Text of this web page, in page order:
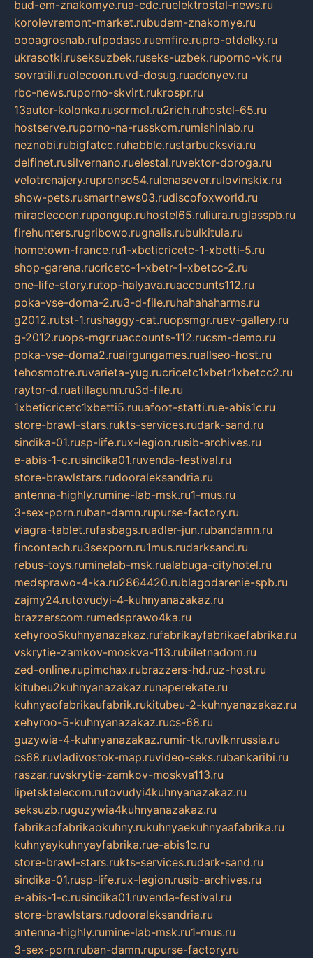
bud-em-znakomye.rua-cdc.ruelektrostal-news.ru
korolevremont-market.rubudem-znakomye.ru
oooagrosnab.rufpodaso.ruemfire.rupro-otdelky.ru
ukrasotki.ruseksuzbek.ruseks-uzbek.ruporno-vk.ru
sovratili.ruolecoon.ruvd-dosug.ruadonyev.ru
rbc-news.ruporno-skvirt.rukrospr.ru
13autor-kolonka.rusormol.ru2rich.ruhostel-65.ru
hostserve.ruporno-na-russkom.rumishinlab.ru
neznobi.rubigfatcc.ruhabble.rustarbucksvia.ru
delfinet.rusilvernano.ruelestal.ruvektor-doroga.ru
velotrenajery.rupronso54.rulenasever.rulovinskix.ru
show-pets.rusmartnews03.rudiscofoxworld.ru
miraclecoon.rupongup.ruhostel65.ruliura.ruglasspb.ru
firehunters.rugribowo.rugnalis.rubulkitula.ru
hometown-france.ru1-xbeticricetc-1-xbetti-5.ru
shop-garena.rucricetc-1-xbetr-1-xbetcc-2.ru
one-life-story.rutop-halyava.ruaccounts112.ru
poka-vse-doma-2.ru3-d-file.ruhahahaharms.ru
g2012.rutst-1.rushaggy-cat.ruopsmgr.ruev-gallery.ru
g-2012.ruops-mgr.ruaccounts-112.rucsm-demo.ru
poka-vse-doma2.ruairgungames.ruallseo-host.ru
tehosmotre.ruvarieta-yug.rucricetc1xbetr1xbetcc2.ru
raytor-d.ruatillagunn.ru3d-file.ru
1xbeticricetc1xbetti5.ruuafoot-statti.rue-abis1c.ru
store-brawl-stars.rukts-services.rudark-sand.ru
sindika-01.rusp-life.rux-legion.rusib-archives.ru
e-abis-1-c.rusindika01.ruvenda-festival.ru
store-brawlstars.rudooraleksandria.ru
antenna-highly.rumine-lab-msk.ru1-mus.ru
3-sex-porn.ruban-damn.rupurse-factory.ru
viagra-tablet.rufasbags.ruadler-jun.rubandamn.ru
fincontech.ru3sexporn.ru1mus.rudarksand.ru
rebus-toys.ruminelab-msk.rualabuga-cityhotel.ru
medsprawo-4-ka.ru2864420.rublagodarenie-spb.ru
zajmy24.rutovudyi-4-kuhnyanazakaz.ru
brazzerscom.rumedsprawo4ka.ru
xehyroo5kuhnyanazakaz.rufabrikayfabrikaefabrika.ru
vskrytie-zamkov-moskva-113.rubiletnadom.ru
zed-online.rupimchax.rubrazzers-hd.ruz-host.ru
kitubeu2kuhnyanazakaz.runaperekate.ru
kuhnyaofabrikaufabrik.rukitubeu-2-kuhnyanazakaz.ru
xehyroo-5-kuhnyanazakaz.rucs-68.ru
guzywia-4-kuhnyanazakaz.rumir-tk.ruvlknrussia.ru
cs68.ruvladivostok-map.ruvideo-seks.rubankaribi.ru
raszar.ruvskrytie-zamkov-moskva113.ru
lipetsktelecom.rutovudyi4kuhnyanazakaz.ru
seksuzb.ruguzywia4kuhnyanazakaz.ru
fabrikaofabrikaokuhny.rukuhnyaekuhnyaafabrika.ru
kuhnyaykuhnyayfabrika.rue-abis1c.ru
store-brawl-stars.rukts-services.rudark-sand.ru
sindika-01.rusp-life.rux-legion.rusib-archives.ru
e-abis-1-c.rusindika01.ruvenda-festival.ru
store-brawlstars.rudooraleksandria.ru
antenna-highly.rumine-lab-msk.ru1-mus.ru
3-sex-porn.ruban-damn.rupurse-factory.ru